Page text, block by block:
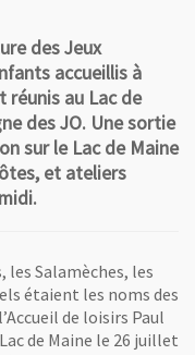
des Jeux
accueillis à
réunis au Lac de
des JO. Une sortie
sur le Lac de Maine
et ateliers
les Salamèches, les
étaient les noms des
de loisirs Paul
de Maine le 26 juillet